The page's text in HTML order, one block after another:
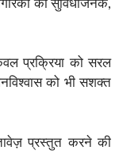
को सुविधाजनक,
प्रक्रिया को सरल
को भी सशक्त
प्रस्तुत करने की